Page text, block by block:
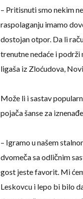
– Pritisnuti smo nekim
raspolaganju imamo
dostojan otpor. Da li
trenutne nedaće i
ligaša iz Zloćudova,
Može li i sastav
pojača šanse za
– Igramo u našem
dvomeča sa odličnim
gost jeste favorit. Mi
Leskovcu i lepo bi bilo